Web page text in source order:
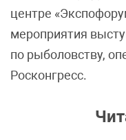
центре
мероприятия
по рыболовству,
Росконгресс.